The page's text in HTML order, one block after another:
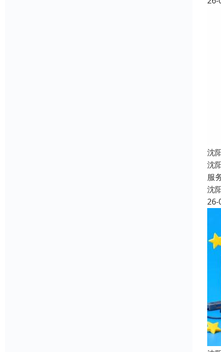
沈
沈
服
沈
26-